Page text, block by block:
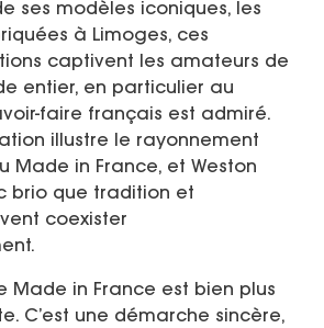
ses modèles iconiques, les
à Limoges, ces
captivent les amateurs de
entier, en particulier au
faire français est admiré.
illustre le rayonnement
Made in France, et Weston
brio que tradition et
coexister
Made in France est bien plus
C’est une démarche sincère,